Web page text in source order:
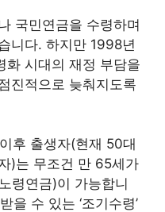
국민연금을 수령하며
니다. 하지만 1998년
화 시대의 재정 부담을
진적으로 늦춰지도록
후 출생자(현재 50대
)는 무조건 만 65세가
령연금)이 가능합니
을 수 있는 ‘조기수령’